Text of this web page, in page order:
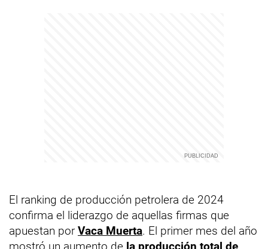
El ranking de producción petrolera de 2024
confirma el liderazgo de aquellas firmas que
apuestan por Vaca Muerta. El primer mes del año